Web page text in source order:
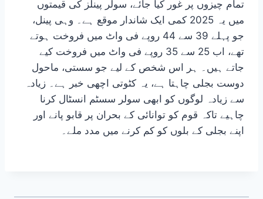
تمام چیزوں پر غور کیا جائے، سولر پینلز کی قیمتوں
میں یہ 2025 کمی ایک شاندار موقع ہے۔ وہی پینل،
جو پہلے 39 سے 44 روپے فی واٹ میں فروخت ہوتے
تھے، اب 25 سے 35 روپے فی واٹ میں فروخت کیے
جاتے ہیں۔ ہر اس شخص کے لیے جو سستی، ماحول
دوست بجلی چاہتا ہے، یہ کٹوتی اچھی خبر ہے۔ زیادہ
سے زیادہ لوگوں کو ابھی سولر سسٹم انسٹال کرنا
چاہیے تاکہ قوم کو توانائی کے بحران پر قابو پانے اور
اپنے بجلی کے بلوں کو کم کرنے میں مدد ملے۔